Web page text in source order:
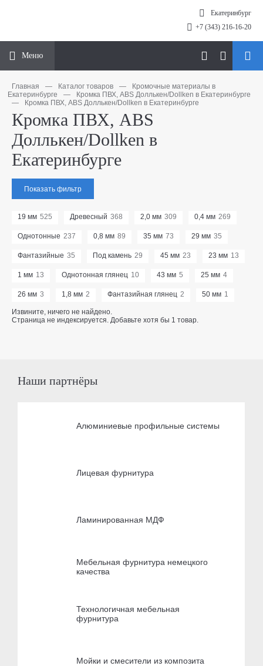
Екатеринбург
+7 (343) 216-16-20
Меню
Главная — Каталог товаров —
Кромочные материалы в
Екатеринбурге
—
Кромка ПВХ, ABS Доллькен/Dollken в Екатеринбурге
—
Кромка ПВХ, ABS Доллькен/Dollken в Екатеринбурге
Кромка ПВХ, ABS
Доллькен/Dollken в
Екатеринбурге
Показать фильтр
19 мм 525 Древесный 368 2,0 мм 309 0,4 мм 269
Однотонные 237 0,8 мм 89 35 мм 73 29 мм 35
Фантазийные 35 Под камень 29 45 мм 23 23 мм 13
1 мм 13 Однотонная глянец 10 43 мм 5 25 мм 4
26 мм 3 1,8 мм 2 Фантазийная глянец 2 50 мм 1
Извините, ничего не найдено.
Страница не индексируется. Добавьте хотя бы 1 товар.
Наши партнёры
Алюминиевые профильные системы
Лицевая фурнитура
Ламинированная МДФ
Мебельная фурнитура немецкого
качества
Технологичная мебельная
фурнитура
Мойки и смесители из композита